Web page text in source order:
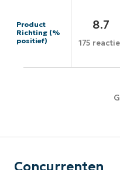
Product
Richting (%
positief)
8.7
175
Concurrenten